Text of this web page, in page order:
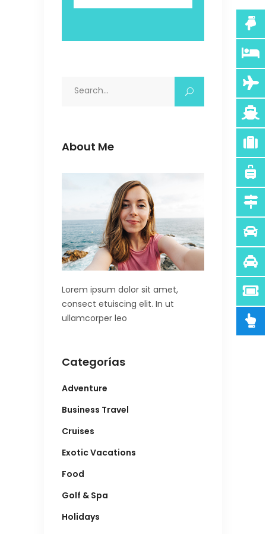
About Me
Lorem ipsum dolor sit amet,
consect etuiscing elit. In ut
ullamcorper leo
Categorías
Adventure
Business Travel
Cruises
Exotic Vacations
Food
Golf & Spa
Holidays